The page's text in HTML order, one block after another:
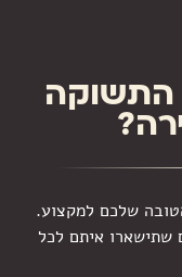
התשוקה
שלכם למקצוע.
שתישארו איתם לכל